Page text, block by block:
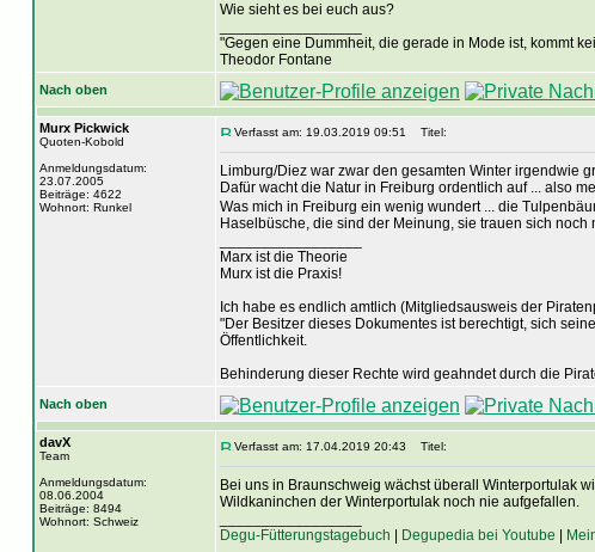
Wie sieht es bei euch aus?
"Gegen eine Dummheit, die gerade in Mode ist, kommt
Theodor Fontane
Nach oben
Murx Pickwick
Quoten-Kobold
Anmeldungsdatum:
23.07.2005
Beiträge: 4622
Wohnort: Runkel
Verfasst am: 19.03.2019 09:51 Titel:
Limburg/Diez war zwar den gesamten Winter irgendwie
Dafür wacht die Natur in Freiburg ordentlich auf ... also
Was mich in Freiburg ein wenig wundert ... die
Haselbüsche, die sind der Meinung, sie trauen sich
Marx ist die Theorie
Murx ist die Praxis!
Ich habe es endlich amtlich (Mitgliedsausweis der
"Der Besitzer dieses Dokumentes ist berechtigt, sich
Öffentlichkeit.
Behinderung dieser Rechte wird geahndet durch die
Nach oben
davX
Team
Anmeldungsdatum:
08.06.2004
Beiträge: 8494
Wohnort: Schweiz
Verfasst am: 17.04.2019 20:43 Titel:
Bei uns in Braunschweig wächst überall Winterportulak
Wildkaninchen der Winterportulak noch nie aufgefallen.
Degu-Fütterungstagebuch
Degupedia bei Youtube